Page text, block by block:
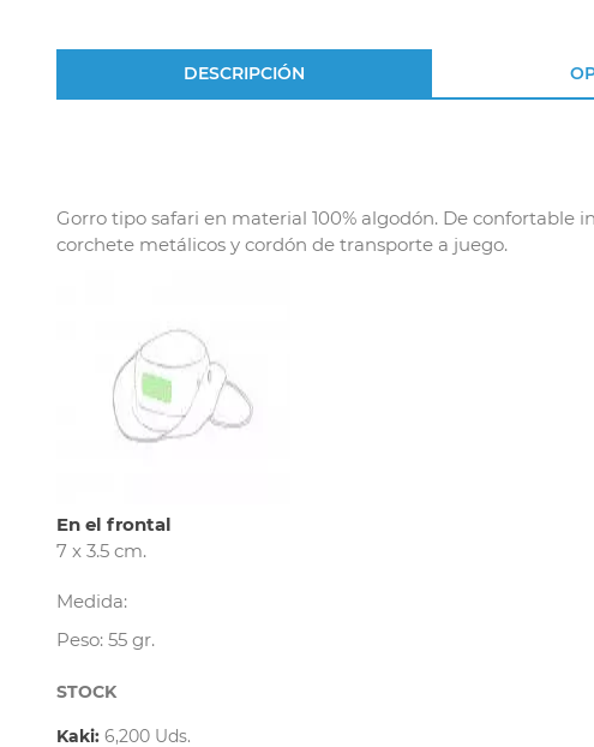
DESCRIPCIÓN
Gorro tipo safari en material 100% algodón. De confortable
corchete metálicos y cordón de transporte a juego.
En el frontal
7 x 3.5 cm.
Medida:
Peso: 55 gr.
STOCK
Kaki: 6,200 Uds.